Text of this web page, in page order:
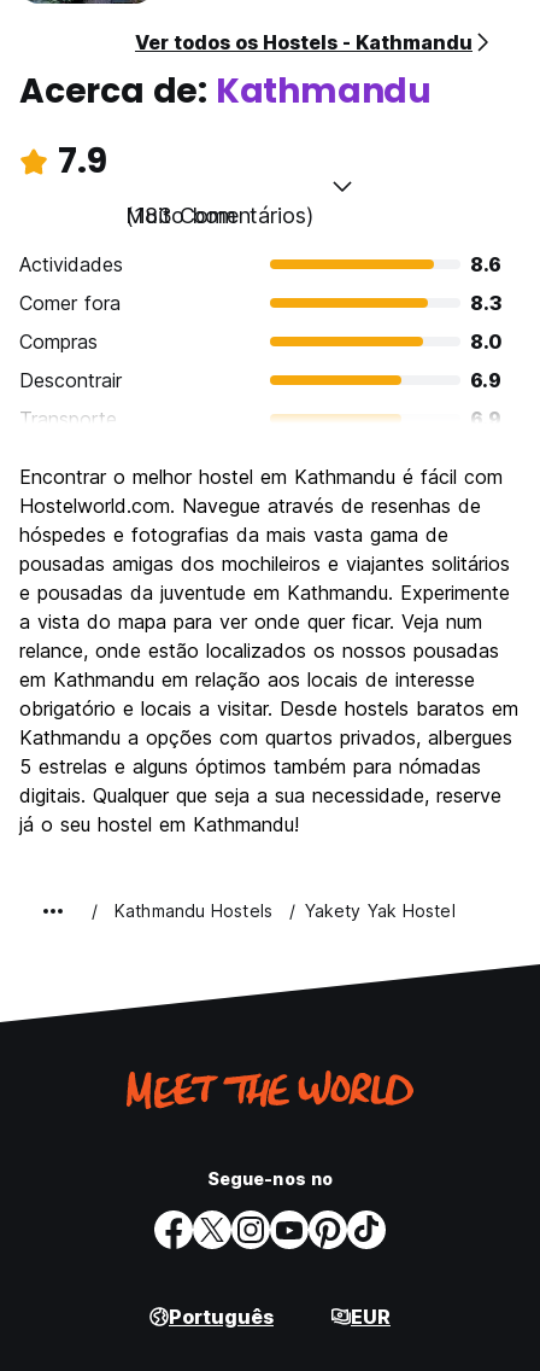
Ver todos os Hostels - Kathmandu
Acerca de: Kathmandu
7.9
Muito bom
(183 Comentários)
Actividades
8.6
Comer fora
8.3
Compras
8.0
Descontrair
6.9
Transporte
6.9
Cultura
8.8
Festas / vida noturna
Custo-beneficio
8.7
Encontrar o melhor hostel em Kathmandu é fácil com
Hostelworld.com. Navegue através de resenhas de
hóspedes e fotografias da mais vasta gama de
pousadas amigas dos mochileiros e viajantes solitários
e pousadas da juventude em Kathmandu. Experimente
a vista do mapa para ver onde quer ficar. Veja num
relance, onde estão localizados os nossos pousadas
em Kathmandu em relação aos locais de interesse
obrigatório e locais a visitar. Desde hostels baratos em
Kathmandu a opções com quartos privados, albergues
5 estrelas e alguns óptimos também para nómadas
digitais. Qualquer que seja a sua necessidade, reserve
já o seu hostel em Kathmandu!
Kathmandu Hostels Yakety Yak Hostel
Segue-nos no
Português EUR